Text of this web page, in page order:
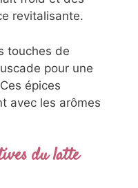
revitalisante.
touches de
pour une
épices
avec les arômes
du latte